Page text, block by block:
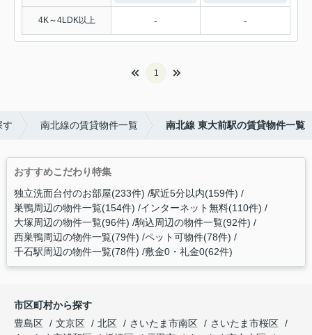
4K～4LDK以上 - -
1
す 南北線の賃貸物件一覧 南北線 東大前駅の賃貸物件一覧
おすすめこだわり特集
独立洗面台付のお部屋(233件) 駅近5分以内(159件)
巣鴨周辺の物件一覧(154件) インターネット無料(110件)
大塚周辺の物件一覧(96件) 駒込周辺の物件一覧(92件)
西巣鴨周辺の物件一覧(79件) ペット可物件(78件)
千石駅周辺の物件一覧(78件) 敷金0・礼金0(62件)
市区町村から探す
豊島区
文京区 北区 さいたま市南区
さいたま市桜区